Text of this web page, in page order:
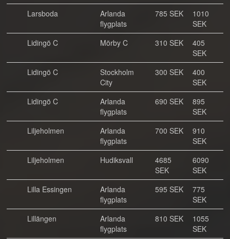
Larsboda
Arlanda
flygplats
785 SEK
1010
SEK
Lidingö C
Mörby C 310 SEK
405
SEK
Lidingö C
Stockholm
City
300 SEK
400
SEK
Lidingö C
Arlanda
flygplats
690 SEK
895
SEK
Liljeholmen
Arlanda
flygplats
700 SEK
910
SEK
Liljeholmen
Hudiksvall
4685
SEK
6090
SEK
Lilla Essingen
Arlanda
flygplats
595 SEK
775
SEK
Lillängen
Arlanda
flygplats
810 SEK
1055
SEK